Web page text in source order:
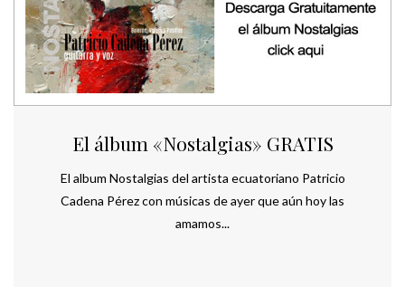
El álbum «Nostalgias» GRATIS
El album Nostalgias del artista ecuatoriano Patricio
Cadena Pérez con músicas de ayer que aún hoy las
amamos...